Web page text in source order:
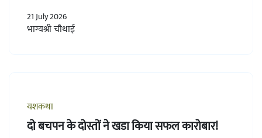
21 July 2026
भाग्यश्री चौथाई
यशकथा
दो बचपन के दोस्तों ने खडा किया सफल कारोबार!